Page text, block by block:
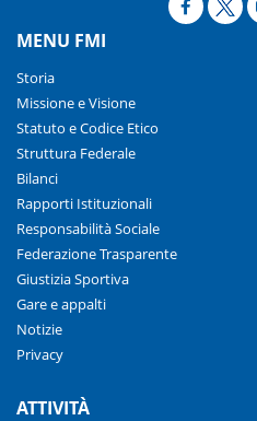
MENU FMI
Storia
Missione e Visione
Statuto e Codice Etico
Struttura Federale
Bilanci
Rapporti Istituzionali
Responsabilità Sociale
Federazione Trasparente
Giustizia Sportiva
Gare e appalti
Notizie
Privacy
ATTIVITÀ